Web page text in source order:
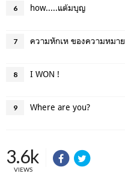
6 how.....แต้มบุญ
7 ความหักเห ของความหมาย
8 I WON !
9 Where are you?
3.6k
VIEWS